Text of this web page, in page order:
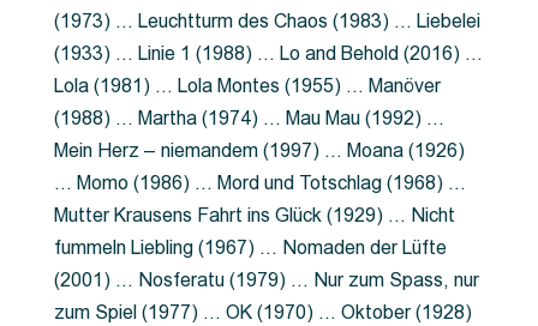
(1973) … Leuchtturm des Chaos (1983) … Liebelei
(1933) … Linie 1 (1988) … Lo and Behold (2016) …
Lola (1981) … Lola Montes (1955) … Manöver
(1988) … Martha (1974) … Mau Mau (1992) …
Mein Herz – niemandem (1997) … Moana (1926)
… Momo (1986) … Mord und Totschlag (1968) …
Mutter Krausens Fahrt ins Glück (1929) … Nicht
fummeln Liebling (1967) … Nomaden der Lüfte
(2001) … Nosferatu (1979) … Nur zum Spass, nur
zum Spiel (1977) … OK (1970) … Oktober (1928)